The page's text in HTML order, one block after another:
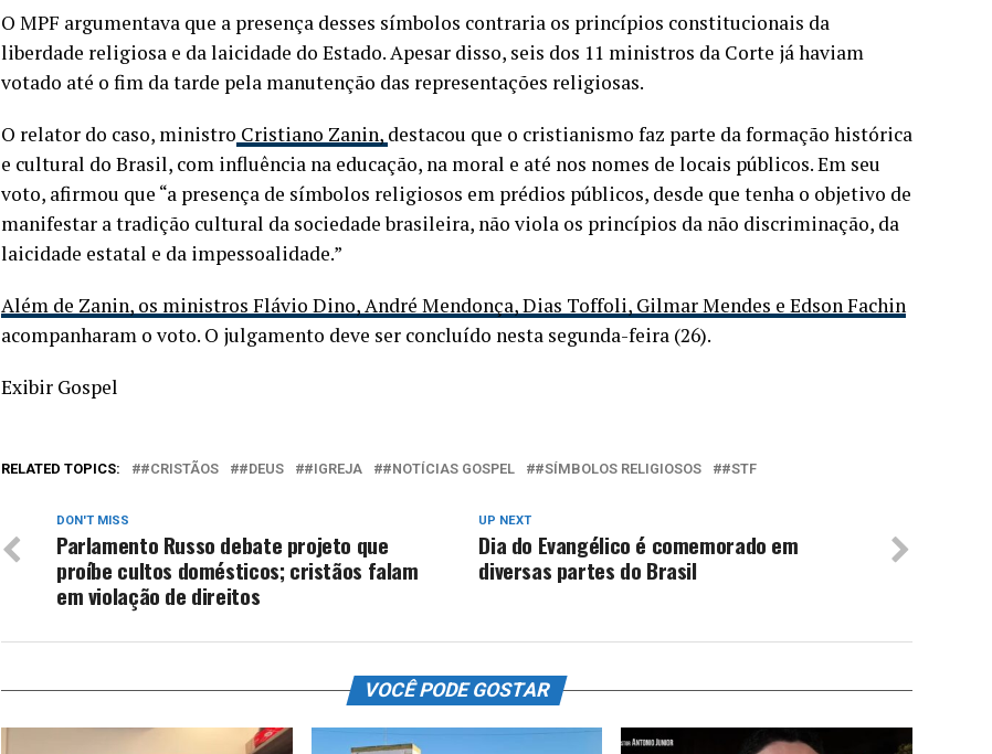
O MPF argumentava que a presença desses símbolos contraria os princípios constitucionais da
liberdade religiosa e da laicidade do Estado. Apesar disso, seis dos 11 ministros da Corte já haviam
votado até o fim da tarde pela manutenção das representações religiosas.
O relator do caso, ministro Cristiano Zanin, destacou que o cristianismo faz parte da formação histórica
e cultural do Brasil, com influência na educação, na moral e até nos nomes de locais públicos. Em seu
voto, afirmou que “a presença de símbolos religiosos em prédios públicos, desde que tenha o objetivo de
manifestar a tradição cultural da sociedade brasileira, não viola os princípios da não discriminação, da
laicidade estatal e da impessoalidade.”
Além de Zanin, os ministros Flávio Dino, André Mendonça, Dias Toffoli, Gilmar Mendes e Edson Fachin
acompanharam o voto. O julgamento deve ser concluído nesta segunda-feira (26).
Exibir Gospel
RELATED TOPICS: #CRISTÃOS #DEUS #IGREJA #NOTÍCIAS GOSPEL #SÍMBOLOS RELIGIOSOS #STF
UP NEXT
Dia do Evangélico é comemorado em
diversas partes do Brasil
DON'T MISS
Parlamento Russo debate projeto que
proíbe cultos domésticos; cristãos falam
em violação de direitos
VOCÊ PODE GOSTAR